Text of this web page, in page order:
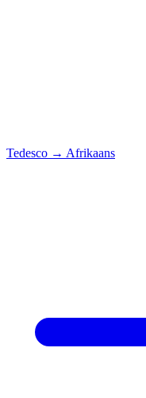
Tedesco → Afrikaans